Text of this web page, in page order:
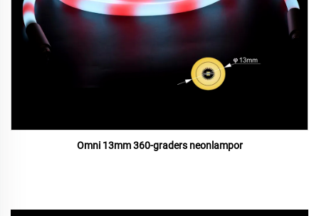
Omni 13mm 360-graders neonlampor